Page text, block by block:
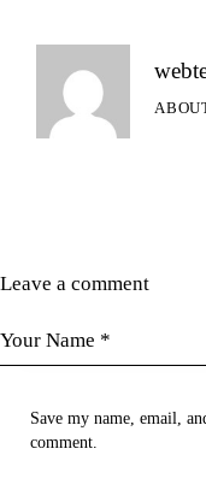
Leave a comment
Save my name, email,
comment.